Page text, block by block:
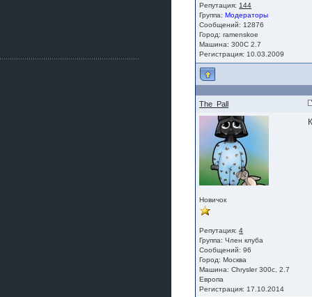
Репутация: 144
Группа:Модераторы
Сообщений: 12876
Город: ramenskoe
Машина: 300C 2.7
Регистрация: 10.03.2009
The_Pall
Новичок
Репутация:4
Группа:Член клуба
Сообщений: 96
Город: Москва
Машина: Chrysler 300c, 2.7
Европа
Регистрация: 17.10.2014